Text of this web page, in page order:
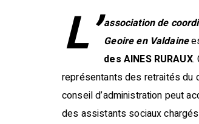
L’ association de
Geoire en Valdaine
des AINES RURAUX.
représentants des retraités du
conseil d’administration peut
des assistants sociaux